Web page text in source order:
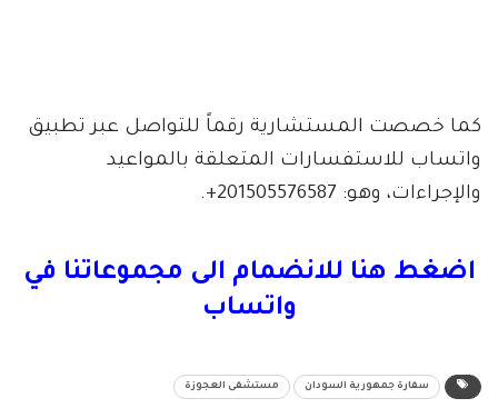
كما خصصت المستشارية رقماً للتواصل عبر تطبيق
واتساب للاستفسارات المتعلقة بالمواعيد
والإجراءات، وهو: 201505576587+.
اضغط هنا للانضمام الى مجموعاتنا في
واتساب
سفارة جمهورية السودان مستشفى العجوزة